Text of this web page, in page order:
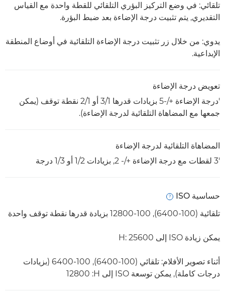
تلقائي: في وضع التركيز البؤري التلقائي للقطة واحدة مع القياس
التقديري, يتم تثبيت درجة الإضاءة بعد ضبط البؤرة.
يدوي: من خلال زر تثبيت درجة الإضاءة التلقائية في أوضاع المنطقة
الإبداعية.
تعويض درجة الإضاءة
'درجة الإضاءة +/-5 بزيادات قدرها 1/‏3 أو 1/‏2 نقطة توقف (يمكن
جمعها مع المضاهاة التلقائية لدرجة الإضاءة).
المضاهاة التلقائية لدرجة الإضاءة
'3 لقطات مع درجة الإضاءة +/- 2, بزيادات 1/2 أو 1/3 درجة
حساسية ISO
Open
تلقائية (100-6400), 100-12800 بزيادة قدرها نقطة توقف واحدة
يمكن زيادة ISO إلى H: 25600
أثناء تصوير الأفلام: تلقائي (100-6400), 100-6400 (بزيادات
درجات كاملة), يمكن توسعة ISO إلى H: ‏12800